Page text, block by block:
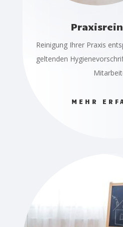
Reinigung Ihrer Praxis
geltenden
MEHR